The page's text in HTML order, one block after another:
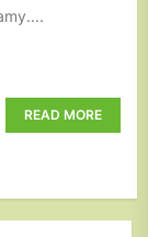
READ MORE